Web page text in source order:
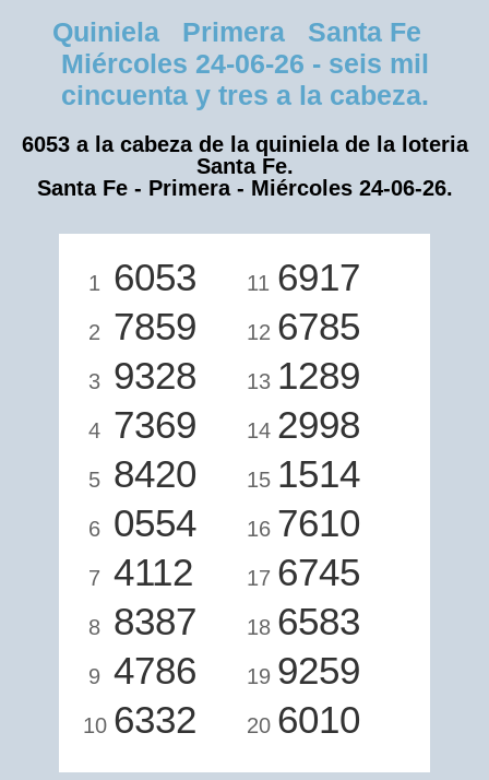
Quiniela Primera Santa Fe
Miércoles 24-06-26 - seis mil
cincuenta y tres a la cabeza.
6053 a la cabeza de la quiniela de la loteria
Santa Fe.
Santa Fe - Primera - Miércoles 24-06-26.
1 6053
2 7859
3 9328
4 7369
5 8420
6 0554
7 4112
8 8387
9 4786
10 6332
11 6917
12 6785
13 1289
14 2998
15 1514
16 7610
17 6745
18 6583
19 9259
20 6010